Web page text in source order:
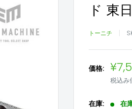
ド 東
トーニチ
価格: 販
売
価
格
税込
在庫: 在